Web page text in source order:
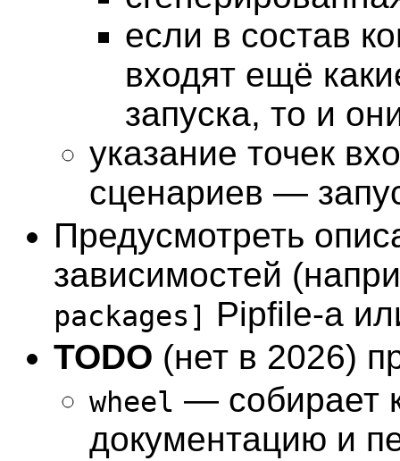
если в состав
входят ещё
запуска, то и
указание точек
сценариев —
Предусмотреть
зависимостей
packages]
Pipfile-а
TODO (нет в 2026)
wheel — собирает
документацию и